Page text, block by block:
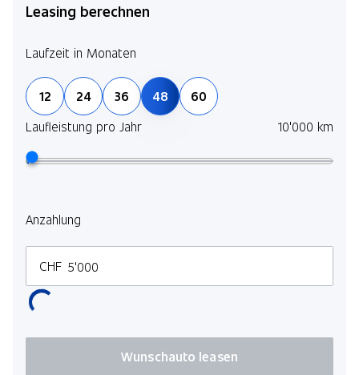
Leasing berechnen
Laufzeit in Monaten
12 24 36 48
60
Laufleistung pro Jahr
10'000 km
Anzahlung
CHF
Wunschauto leasen